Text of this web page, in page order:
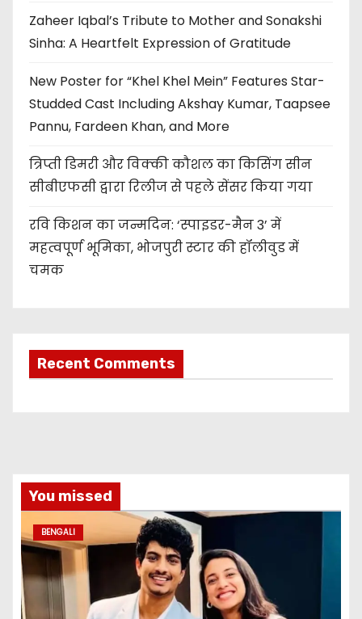
Zaheer Iqbal’s Tribute to Mother and Sonakshi
Sinha: A Heartfelt Expression of Gratitude
New Poster for “Khel Khel Mein” Features Star-
Studded Cast Including Akshay Kumar, Taapsee
Pannu, Fardeen Khan, and More
त्रिप्ती डिमरी और विक्की कौशल का किसिंग सीन
सीबीएफसी द्वारा रिलीज से पहले सेंसर किया गया
रवि किशन का जन्मदिन: ‘स्पाइडर-मैन 3’ में
महत्वपूर्ण भूमिका, भोजपुरी स्टार की हॉलीवुड में
चमक
Recent Comments
You missed
BENGALI